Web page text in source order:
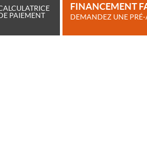
PAIEMENT
FINANCEMENT
DEMANDEZ UNE